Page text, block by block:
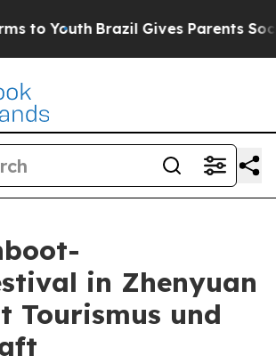
Youth Brazil Gives Parents Social
in Zhenyuan
Tourismus und